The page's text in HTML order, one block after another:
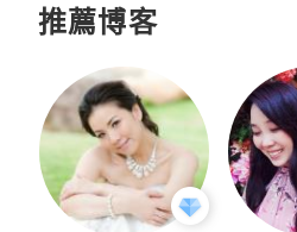
推薦博客